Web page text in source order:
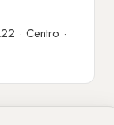
· Centro ·